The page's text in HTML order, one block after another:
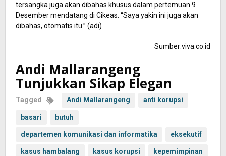
tersangka juga akan dibahas khusus dalam pertemuan 9
Desember mendatang di Cikeas. “Saya yakin ini juga akan
dibahas, otomatis itu.” (adi)
Sumber:viva.co.id
Andi Mallarangeng
Tunjukkan Sikap Elegan
Tagged Andi Mallarangeng anti korupsi
basari butuh
departemen komunikasi dan informatika eksekutif
kasus hambalang kasus korupsi kepemimpinan